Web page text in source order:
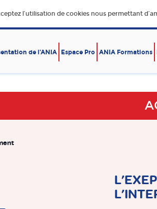
l’utilisation de cookies nous permettant
de l’ANIA Espace Pro ANIA Formations